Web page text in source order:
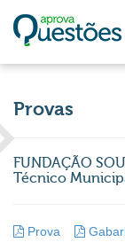
Provas
FUNDAÇÃO
Técnico
Prova